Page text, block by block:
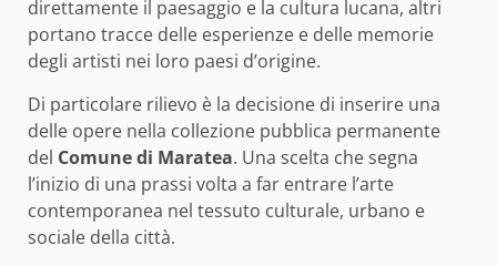
direttamente il paesaggio e la cultura lucana, altri
portano tracce delle esperienze e delle memorie
degli artisti nei loro paesi d’origine.
Di particolare rilievo è la decisione di inserire una
delle opere nella collezione pubblica permanente
del Comune di Maratea. Una scelta che segna
l’inizio di una prassi volta a far entrare l’arte
contemporanea nel tessuto culturale, urbano e
sociale della città.